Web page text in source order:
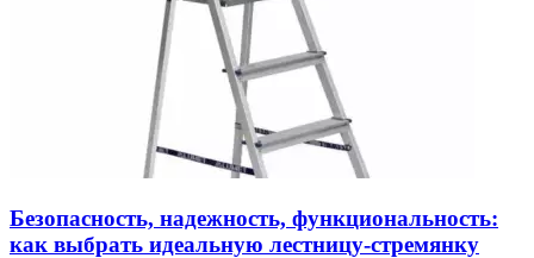
Безопасность, надежность, функциональность:
как выбрать идеальную лестницу-стремянку